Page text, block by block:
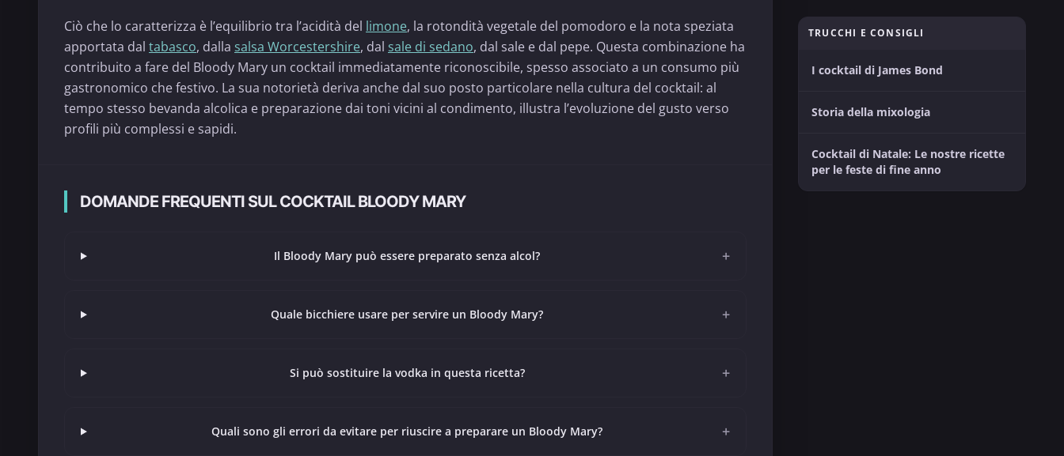
Ciò che lo caratterizza è l’equilibrio tra l’acidità del limone, la rotondità vegetale del pomodoro e la nota speziata
apportata dal tabasco, dalla salsa Worcestershire, dal sale di sedano, dal sale e dal pepe. Questa combinazione ha
contribuito a fare del Bloody Mary un cocktail immediatamente riconoscibile, spesso associato a un consumo più
gastronomico che festivo. La sua notorietà deriva anche dal suo posto particolare nella cultura del cocktail: al
tempo stesso bevanda alcolica e preparazione dai toni vicini al condimento, illustra l’evoluzione del gusto verso
profili più complessi e sapidi.
DOMANDE FREQUENTI SUL COCKTAIL BLOODY MARY
Il Bloody Mary può essere preparato senza alcol? +
Quale bicchiere usare per servire un Bloody Mary? +
Si può sostituire la vodka in questa ricetta? +
Quali sono gli errori da evitare per riuscire a preparare un Bloody Mary? +
TRUCCHI E CONSIGLI
I cocktail di James Bond
Storia della mixologia
Cocktail di Natale: Le nostre ricette
per le feste di fine anno